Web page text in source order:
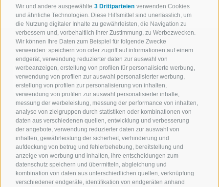
Wir und andere ausgewählte 3 Drittparteien verwenden Cookies
und ähnliche Technologien. Diese Hilfsmittel sind unerlässlich, um
die Nutzung digitaler Inhalte zu gewährleisten, die Navigation zu
verbessern und, vorbehaltlich Ihrer Zustimmung, zu Werbezwecken.
Wir können Ihre Daten zum Beispiel für folgende Zwecke
verwenden: speichern von oder zugriff auf informationen auf einem
endgerät, verwendung reduzierter daten zur auswahl von
werbeanzeigen, erstellung von profilen für personalisierte werbung,
verwendung von profilen zur auswahl personalisierter werbung,
erstellung von profilen zur personalisierung von inhalten,
verwendung von profilen zur auswahl personalisierter inhalte,
messung der werbeleistung, messung der performance von inhalten,
analyse von zielgruppen durch statistiken oder kombinationen von
daten aus verschiedenen quellen, entwicklung und verbesserung
der angebote, verwendung reduzierter daten zur auswahl von
inhalten, gewährleistung der sicherheit, verhinderung und
aufdeckung von betrug und fehlerbehebung, bereitstellung und
anzeige von werbung und inhalten, ihre entscheidungen zum
datenschutz speichern und übermitteln, abgleichung und
kombination von daten aus unterschiedlichen quellen, verknüpfung
verschiedener endgeräte, identifikation von endgeräten anhand
Überbacher Bau GmbH
Rechtssitz:
Iffring 42,